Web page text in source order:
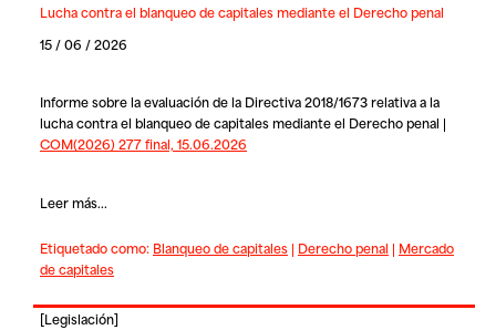
Lucha contra el blanqueo de capitales mediante el Derecho penal
15 / 06 / 2026
Informe sobre la evaluación de la Directiva 2018/1673 relativa a la
lucha contra el blanqueo de capitales mediante el Derecho penal |
COM(2026) 277 final, 15.06.2026
Leer más...
Etiquetado como: Blanqueo de capitales| Derecho penal | Mercado
de capitales
[Legislación]